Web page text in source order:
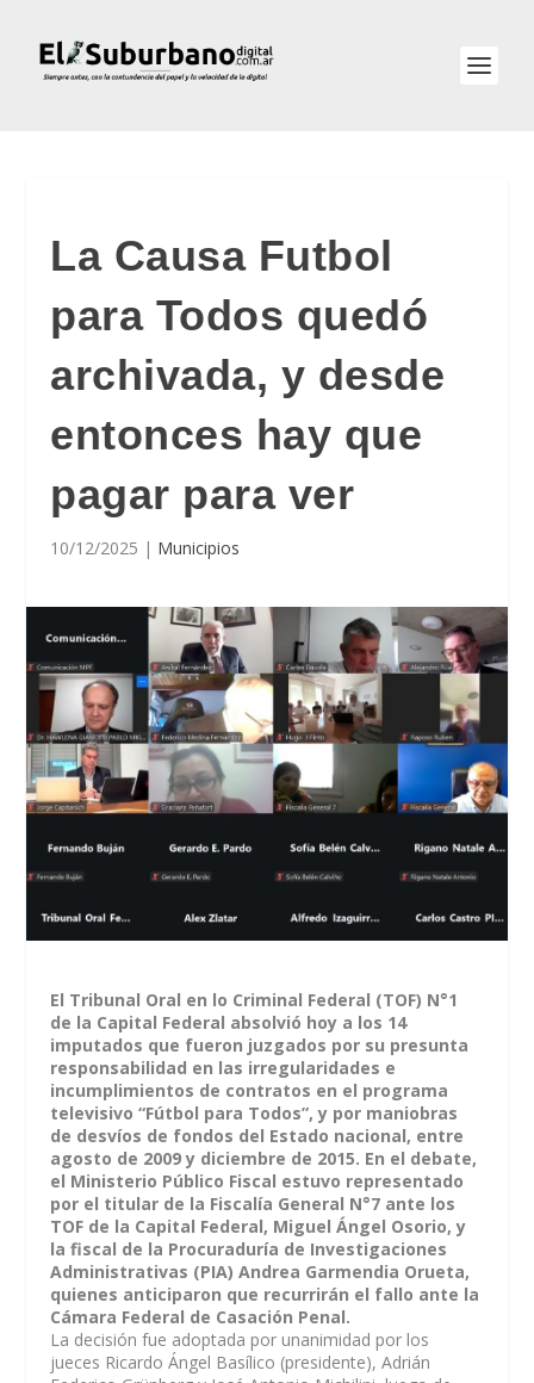
La Causa Futbol
para Todos quedó
archivada, y desde
entonces hay que
pagar para ver
10/12/2025 | Municipios
El Tribunal Oral en lo Criminal Federal (TOF) N°1
de la Capital Federal absolvió hoy a los 14
imputados que fueron juzgados por su presunta
responsabilidad en las irregularidades e
incumplimientos de contratos en el programa
televisivo “Fútbol para Todos”, y por maniobras
de desvíos de fondos del Estado nacional, entre
agosto de 2009 y diciembre de 2015. En el debate,
el Ministerio Público Fiscal estuvo representado
por el titular de la Fiscalía General N°7 ante los
TOF de la Capital Federal, Miguel Ángel Osorio, y
la fiscal de la Procuraduría de Investigaciones
Administrativas (PIA) Andrea Garmendia Orueta,
quienes anticiparon que recurrirán el fallo ante la
Cámara Federal de Casación Penal.
La decisión fue adoptada por unanimidad por los
jueces Ricardo Ángel Basílico (presidente), Adrián